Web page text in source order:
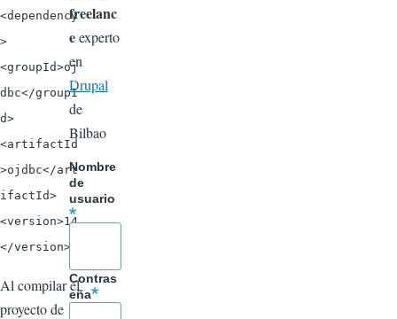
<dependency
>
<groupId>oj
dbc</groupI
d>
<artifactId
>ojdbc</art
ifactId>
<version>14
</version>
Al compilar el
proyecto de
freelanc
eexperto
en
Drupal
de
Bilbao
Nombre
de
usuario
Contras
eña